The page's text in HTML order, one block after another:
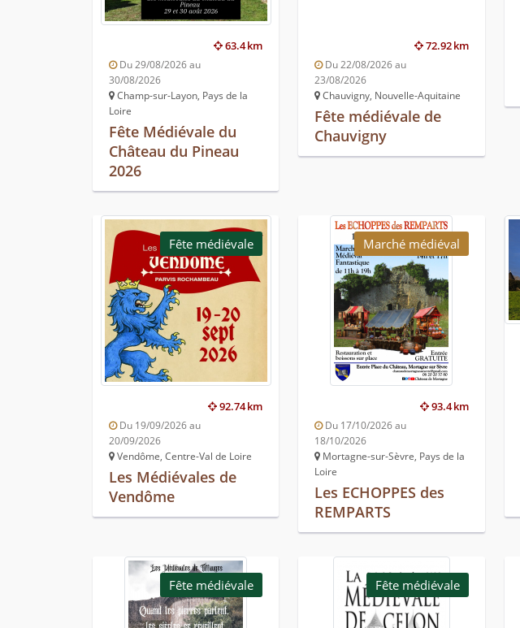
63.4 km
Du 29/08/2026 au
30/08/2026
Champ-sur-Layon, Pays de la
Loire
Fête Médiévale du
Château du Pineau
2026
72.92 km
Du 22/08/2026 au
23/08/2026
Chauvigny, Nouvelle-Aquitaine
Fête médiévale de
Chauvigny
Fête médiévale
92.74 km
Du 19/09/2026 au
20/09/2026
Vendôme, Centre-Val de Loire
Les Médiévales de
Vendôme
Marché médiéval
93.4 km
Du 17/10/2026 au
18/10/2026
Mortagne-sur-Sèvre, Pays de la
Loire
Les ECHOPPES des
REMPARTS
Fête médiévale Fête médiévale